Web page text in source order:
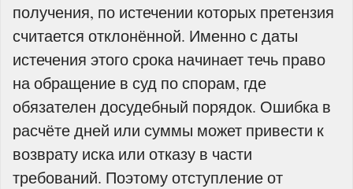
получения, по истечении которых претензия
считается отклонённой. Именно с даты
истечения этого срока начинает течь право
на обращение в суд по спорам, где
обязателен досудебный порядок. Ошибка в
расчёте дней или суммы может привести к
возврату иска или отказу в части
требований. Поэтому отступление от